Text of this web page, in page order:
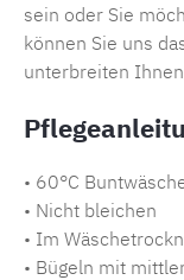
sein oder Sie
können Sie uns
unterbreiten
• 60°C
• Nicht bleichen
• Im
• Bügeln mit